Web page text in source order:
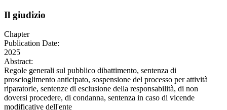
Il giudizio
Chapter
Publication Date:
2025
Abstract:
Regole generali sul pubblico dibattimento, sentenza di
proscioglimento anticipato, sospensione del processo per attività
riparatorie, sentenze di esclusione della responsabilità, di non
doversi procedere, di condanna, sentenza in caso di vicende
modificative dell'ente